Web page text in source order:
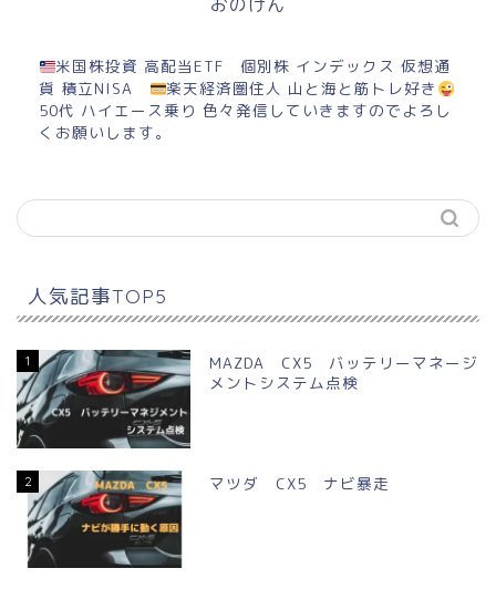
米国株投資 高配当ETF 個別株 インデックス 仮想通
貨 積立NISA
楽天経済圏住人 山と海と筋トレ好き
50代 ハイエース乗り 色々発信していきますのでよろし
くお願いします。
人気記事TOP5
1
MAZDA CX5 バッテリーマネージ
メントシステム点検
2 マツダ CX5 ナビ暴走